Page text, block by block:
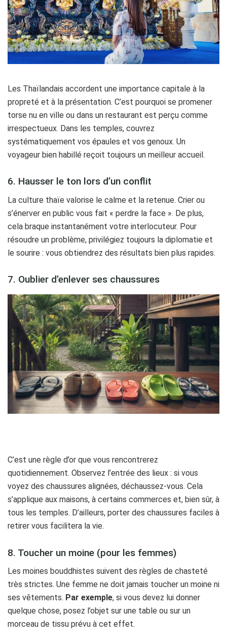
Les Thaïlandais accordent une importance capitale à la
propreté et à la présentation. C’est pourquoi se promener
torse nu en ville ou dans un restaurant est perçu comme
irrespectueux. Dans les temples, couvrez
systématiquement vos épaules et vos genoux. Un
voyageur bien habillé reçoit toujours un meilleur accueil.
6. Hausser le ton lors d’un conflit
La culture thaïe valorise le calme et la retenue. Crier ou
s’énerver en public vous fait « perdre la face ». De plus,
cela braque instantanément votre interlocuteur. Pour
résoudre un problème, privilégiez toujours la diplomatie et
le sourire : vous obtiendrez des résultats bien plus rapides.
7. Oublier d’enlever ses chaussures
C’est une règle d’or que vous rencontrerez
quotidiennement. Observez l’entrée des lieux : si vous
voyez des chaussures alignées, déchaussez-vous. Cela
s’applique aux maisons, à certains commerces et, bien sûr, à
tous les temples. D’ailleurs, porter des chaussures faciles à
retirer vous facilitera la vie.
8. Toucher un moine (pour les femmes)
Les moines bouddhistes suivent des règles de chasteté
très strictes. Une femme ne doit jamais toucher un moine ni
ses vêtements. Par exemple, si vous devez lui donner
quelque chose, posez l’objet sur une table ou sur un
morceau de tissu prévu à cet effet.